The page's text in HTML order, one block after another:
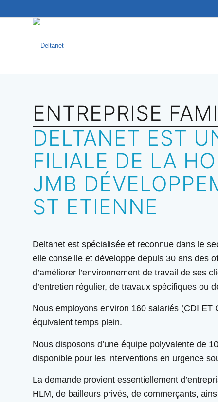
ENTREPRISE
DELTANET EST
FILIALE DE LA
JMB
ST ETIENNE
Deltanet est spécialisée et reconnue dans le
elle conseille et développe depuis 30 ans des
d’améliorer l’environnement de travail de ses
d’entretien régulier, de travaux spécifiques ou
Nous employons environ 160 salariés (CDI ET
équivalent temps plein.
Nous disposons d’une équipe polyvalente de
disponible pour les interventions en urgence
La demande provient essentiellement
HLM, de bailleurs privés, de commerçants,